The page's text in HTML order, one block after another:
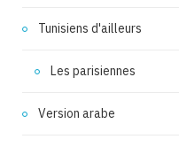
Tunisiens d'ailleurs
Les parisiennes
Version arabe